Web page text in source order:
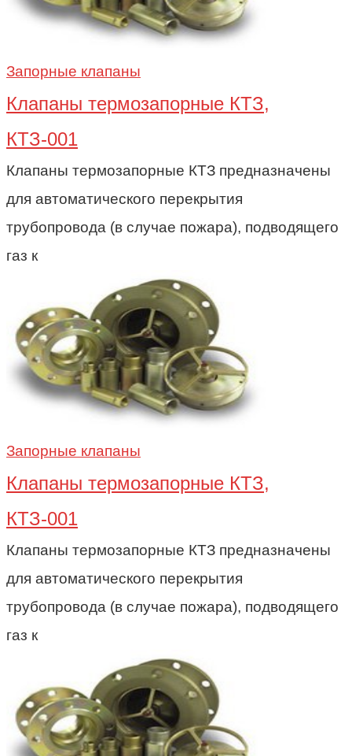
Запорные клапаны
Клапаны термозапорные КТЗ,
КТЗ-001
Клапаны термозапорные КТЗ предназначены
для автоматического перекрытия
трубопровода (в случае пожара), подводящего
газ к
Запорные клапаны
Клапаны термозапорные КТЗ,
КТЗ-001
Клапаны термозапорные КТЗ предназначены
для автоматического перекрытия
трубопровода (в случае пожара), подводящего
газ к